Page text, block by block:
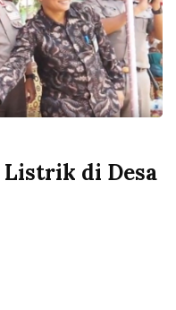
di Desa